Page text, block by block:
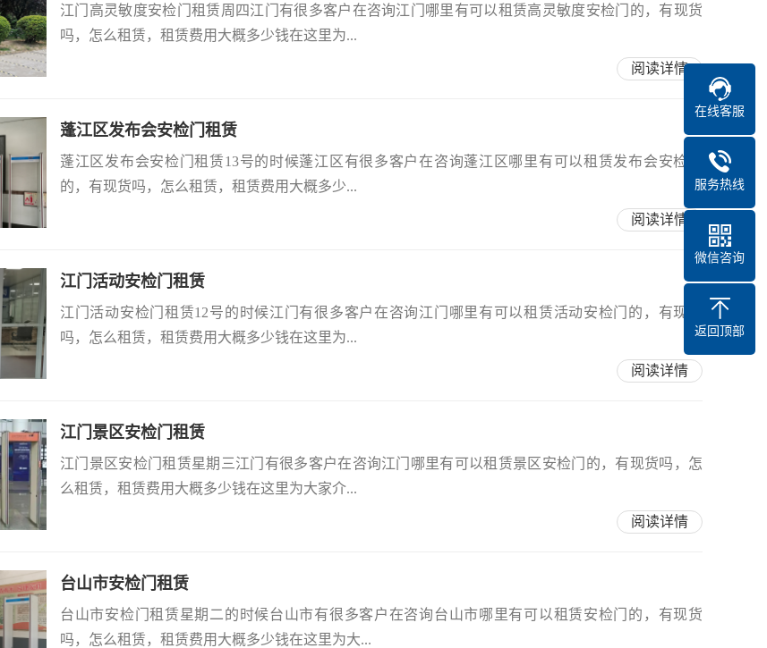
江门高灵敏度安检门租赁周四江门有很多客户在咨询江门哪里有可以租赁高灵敏度安检门的，有现货
吗，怎么租赁，租赁费用大概多少钱在这里为...
阅读详情
蓬江区发布会安检门租赁
蓬江区发布会安检门租赁13号的时候蓬江区有很多客户在咨询蓬江区哪里有可以租赁发布会安检门
的，有现货吗，怎么租赁，租赁费用大概多少...
阅读详情
江门活动安检门租赁
江门活动安检门租赁12号的时候江门有很多客户在咨询江门哪里有可以租赁活动安检门的，有现货
吗，怎么租赁，租赁费用大概多少钱在这里为...
阅读详情
江门景区安检门租赁
江门景区安检门租赁星期三江门有很多客户在咨询江门哪里有可以租赁景区安检门的，有现货吗，怎
么租赁，租赁费用大概多少钱在这里为大家介...
阅读详情
台山市安检门租赁
台山市安检门租赁星期二的时候台山市有很多客户在咨询台山市哪里有可以租赁安检门的，有现货
吗，怎么租赁，租赁费用大概多少钱在这里为大...
在线客服
服务热线
微信咨询
返回顶部